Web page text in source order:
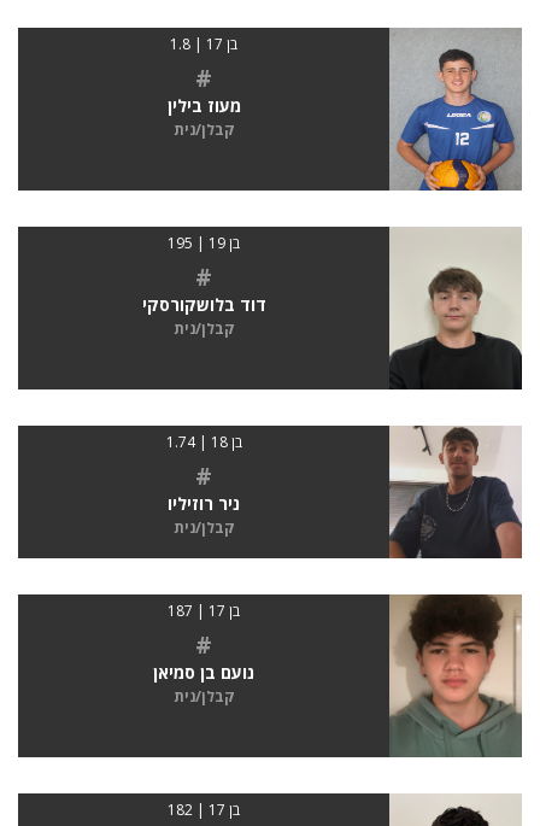
בן 17 | 1.8
#
מעוז בילין
קבלן/נית
בן 19 | 195
#
דוד בלושקורסקי
קבלן/נית
בן 18 | 1.74
#
ניר רוזיליו
קבלן/נית
בן 17 | 187
#
נועם בן סמיאן
קבלן/נית
בן 17 | 182